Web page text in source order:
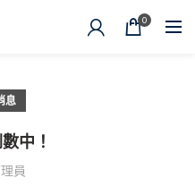
0
息
中！
員